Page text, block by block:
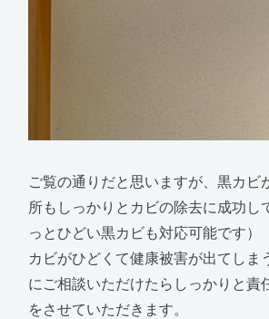
ご覧の通りだと思いますが、黒カビ
所もしっかりとカビの除去に成功し
っとひどい黒カビも対応可能です）
カビがひどくて健康被害が出てしま
にご相談いただけたらしっかりと責
をさせていただきます。